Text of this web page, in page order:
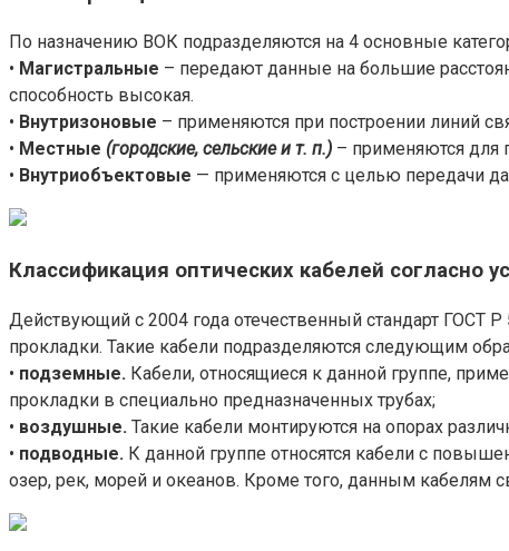
По назначению ВОК подразделяются на 4 основные
• Магистральные – передают данные на большие
способность высокая.
• Внутризоновые – применяются при построении линий
• Местные (городские, сельские и т. п.) – применяются для
• Внутриобъектовые — применяются с целью передачи
Классификация оптических кабелей согласно
Действующий с 2004 года отечественный стандарт ГОСТ
прокладки. Такие кабели подразделяются следующим
• подземные. Кабели, относящиеся к данной группе,
прокладки в специально предназначенных трубах;
• воздушные. Такие кабели монтируются на опорах
• подводные. К данной группе относятся кабели с
озер, рек, морей и океанов. Кроме того, данным кабелям